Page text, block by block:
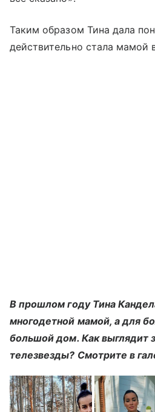
Таким образом Тина дала
действительно стала мамой
В прошлом году Тина
многодетной мамой, а для
большой дом. Как выглядит
телезвезды? Смотрите в